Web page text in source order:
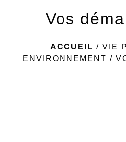
Vos
ACCUEIL / VIE
ENVIRONNEMENT /